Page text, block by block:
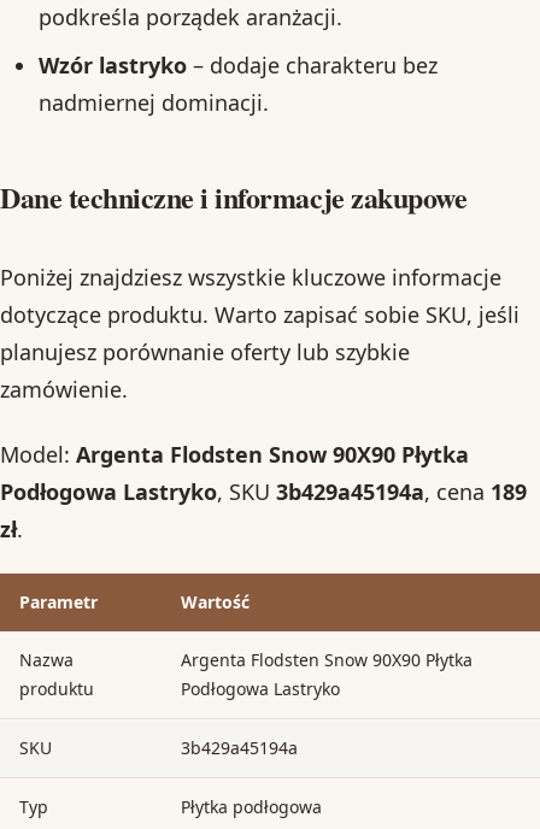
podkreśla porządek aranżacji.
Wzór lastryko– dodaje charakteru bez
nadmiernej dominacji.
Dane techniczne i informacje zakupowe
Poniżej znajdziesz wszystkie kluczowe informacje
dotyczące produktu. Warto zapisać sobie SKU, jeśli
planujesz porównanie oferty lub szybkie
zamówienie.
Model: Argenta Flodsten Snow 90X90 Płytka
Podłogowa Lastryko, SKU 3b429a45194a, cena 189
zł.
Parametr Wartość
Nazwa
produktu
Argenta Flodsten Snow 90X90 Płytka
Podłogowa Lastryko
SKU 3b429a45194a
Typ Płytka podłogowa